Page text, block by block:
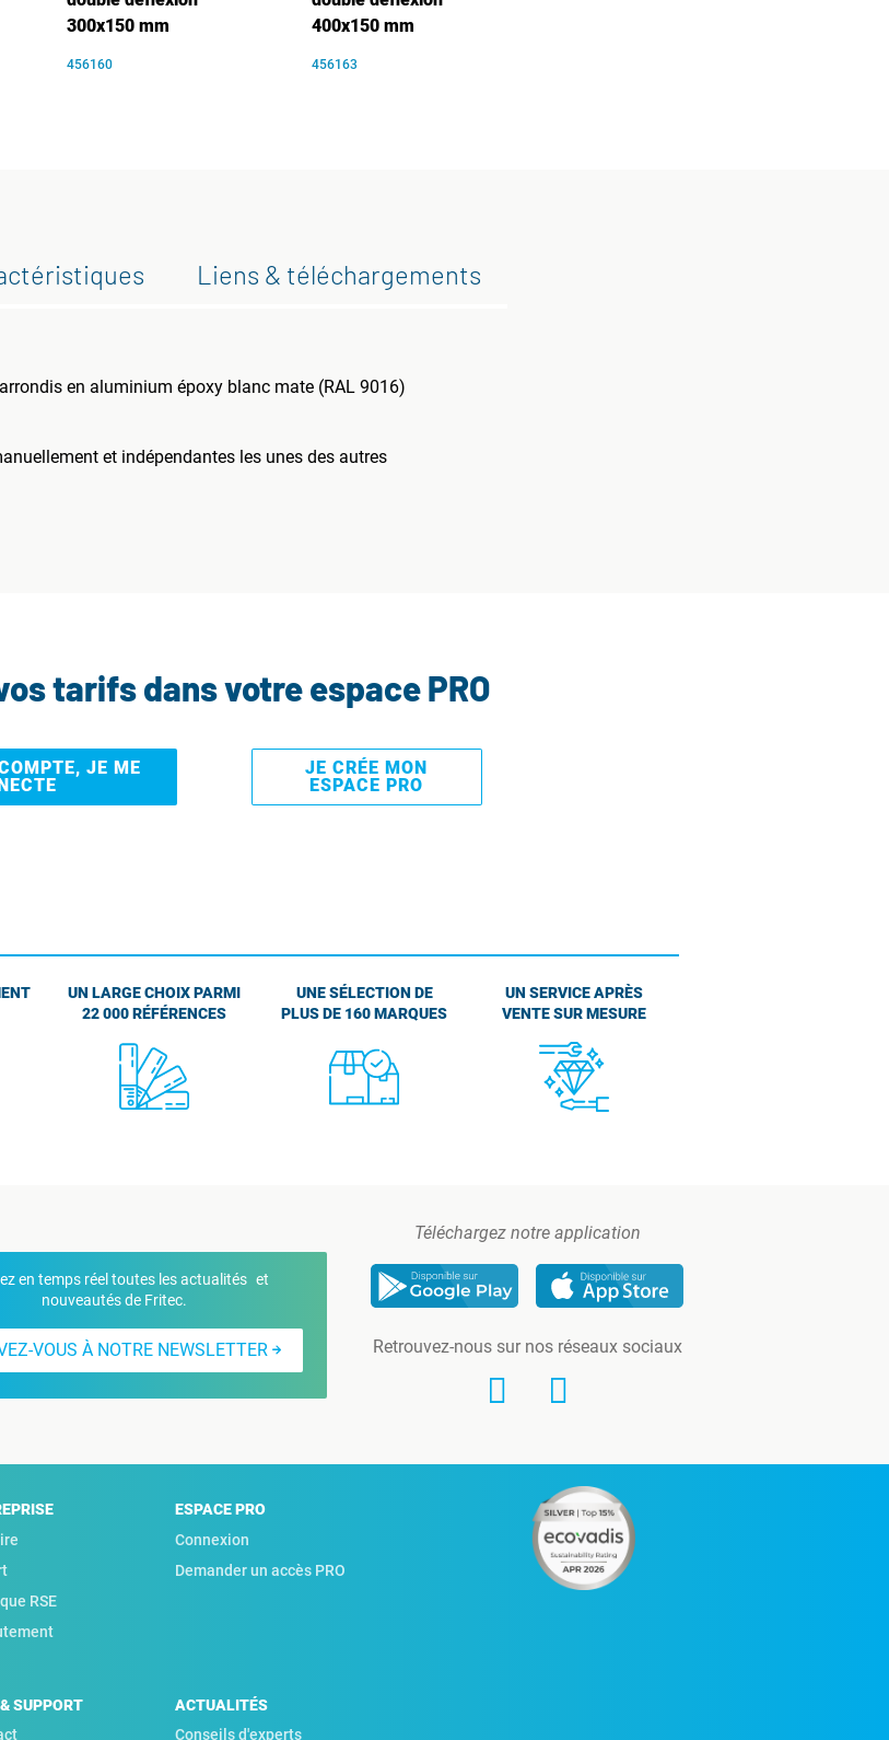
300x150 mm
456160
400x150 mm
456163
Liens & téléchargements
en aluminium époxy blanc mate (RAL 9016)
et indépendantes les unes des autres
tarifs dans votre espace PRO
JE ME
JE CRÉE MON
ESPACE PRO
UN LARGE CHOIX PARMI
22 000 RÉFÉRENCES
UNE SÉLECTION DE
PLUS DE 160 MARQUES
UN SERVICE APRÈS
VENTE SUR MESURE
en temps réel toutes les actualités et
nouveautés de Fritec.
VOUS À NOTRE NEWSLETTER
Téléchargez notre application
Retrouvez-nous sur nos réseaux sociaux
RSE
ESPACE PRO
Connexion
Demander un accès PRO
SUPPORT
ACTUALITÉS
Conseils d'experts